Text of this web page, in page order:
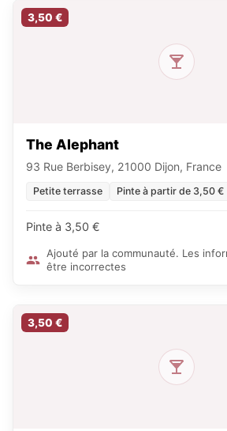
3,50 €
The Alephant
93 Rue Berbisey, 21000 Dijon, France
Petite terrasse Pinte à partir de 3,50 €
Pinte à 3,50 €
Ajouté par la communauté. Les
être incorrectes
3,50 €